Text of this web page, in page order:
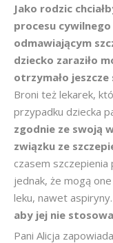
Jako rodzic
procesu
odmawiającym
dziecko zaraziło
otrzymało jeszcze
Broni też lekarek,
przypadku dziecka
zgodnie ze swoją
związku ze
czasem szczepienia
jednak, że mogą
leku, nawet aspiryny.
aby jej nie
Pani Alicja